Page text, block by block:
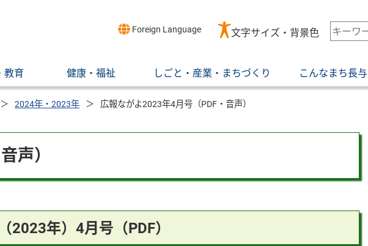
Foreign Language 文字サイズ・背景色
検
索
ー
ワ
教育 健康・福祉 しごと・産業・まちづくり こんなまち長与
2024年・2023年 広報ながよ2023年4月号（PDF・音声）
声）
2023年）4月号（PDF）